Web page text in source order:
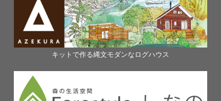
キットで作る縄文モダンなログハウス